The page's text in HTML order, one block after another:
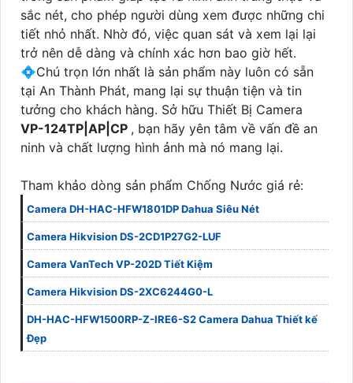
sắc nét, cho phép người dùng xem được những chi
tiết nhỏ nhất. Nhờ đó, việc quan sát và xem lại lại
trở nên dễ dàng và chính xác hơn bao giờ hết.
💠Chú trọn lớn nhất là sản phẩm này luôn có sẵn
tại An Thành Phát, mang lại sự thuận tiện và tin
tưởng cho khách hàng. Sở hữu Thiết Bị Camera
VP-124TP|AP|CP , bạn hãy yên tâm về vấn đề an
ninh và chất lượng hình ảnh mà nó mang lại.
Tham khảo dòng sản phẩm Chống Nước giá rẻ:
Camera DH-HAC-HFW1801DP Dahua Siêu Nét
Camera Hikvision DS-2CD1P27G2-LUF
Camera VanTech VP-202D Tiết Kiệm
Camera Hikvision DS-2XC6244G0-L
DH-HAC-HFW1500RP-Z-IRE6-S2 Camera Dahua Thiết kế
Đẹp